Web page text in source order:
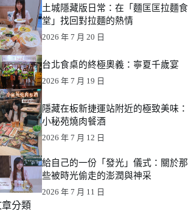
土城隱藏版日常：在「麵匡匡拉麵食
堂」找回對拉麵的熱情
2026 年 7 月 20 日
台北食桌的終極奧義：寧夏千歲宴
2026 年 7 月 19 日
隱藏在板新捷運站附近的極致美味：
小秘苑燒肉餐酒
2026 年 7 月 12 日
給自己的一份「發光」儀式：關於那
些被時光偷走的澎潤與神采
2026 年 7 月 11 日
分類